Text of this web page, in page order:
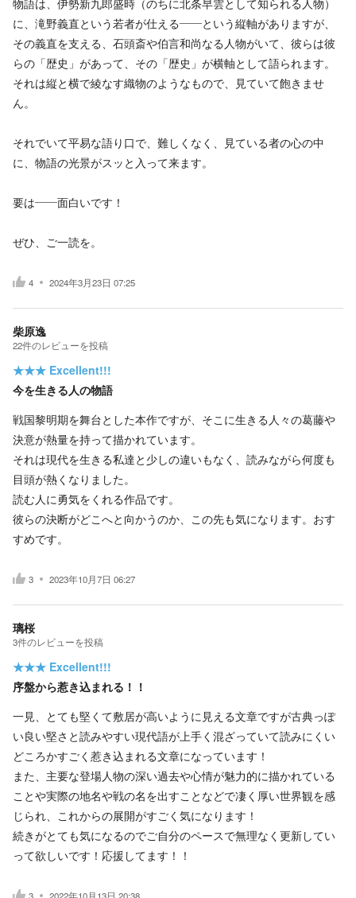
物語は、伊勢新九郎盛時（のちに北条早雲として知られる人物）
に、滝野義直という若者が仕える――という縦軸がありますが、
その義直を支える、石頭斎や伯言和尚なる人物がいて、彼らは彼
らの「歴史」があって、その「歴史」が横軸として語られます。
それは縦と横で綾なす織物のようなもので、見ていて飽きませ
ん。
それでいて平易な語り口で、難しくなく、見ている者の心の中
に、物語の光景がスッと入って来ます。
要は――面白いです！
ぜひ、ご一読を。
4 2024年3月23日 07:25
柴原逸
22件のレビューを投稿
★★★ Excellent!!!
今を生きる人の物語
戦国黎明期を舞台とした本作ですが、そこに生きる人々の葛藤や
決意が熱量を持って描かれています。
それは現代を生きる私達と少しの違いもなく、読みながら何度も
目頭が熱くなりました。
読む人に勇気をくれる作品です。
彼らの決断がどこへと向かうのか、この先も気になります。おす
すめです。
3 2023年10月7日 06:27
璃桜
3件のレビューを投稿
★★★ Excellent!!!
序盤から惹き込まれる！！
一見、とても堅くて敷居が高いように見える文章ですが古典っぽ
い良い堅さと読みやすい現代語が上手く混ざっていて読みにくい
どころかすごく惹き込まれる文章になっています！
また、主要な登場人物の深い過去や心情が魅力的に描かれている
ことや実際の地名や戦の名を出すことなどで凄く厚い世界観を感
じられ、これからの展開がすごく気になります！
続きがとても気になるのでご自分のペースで無理なく更新してい
って欲しいです！応援してます！！
3 2022年10月13日 20:38